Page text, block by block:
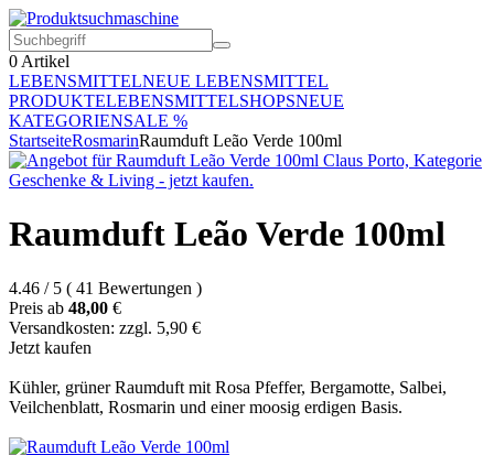
0 Artikel
LEBENSMITTELNEUE LEBENSMITTEL
PRODUKTELEBENSMITTELSHOPSNEUE
KATEGORIENSALE %
StartseiteRosmarinRaumduft Leão Verde 100ml
Raumduft Leão Verde 100ml
4.46 / 5 ( 41 Bewertungen )
Preis ab 48,00 €
Versandkosten: zzgl. 5,90 €
Jetzt kaufen
Kühler, grüner Raumduft mit Rosa Pfeffer, Bergamotte, Salbei,
Veilchenblatt, Rosmarin und einer moosig erdigen Basis.